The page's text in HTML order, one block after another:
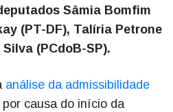
Sâmia Bomfim
(PT-DF), Talíria Petrone
(PCdoB-SP).
análise da admissibilidade
por causa do início da